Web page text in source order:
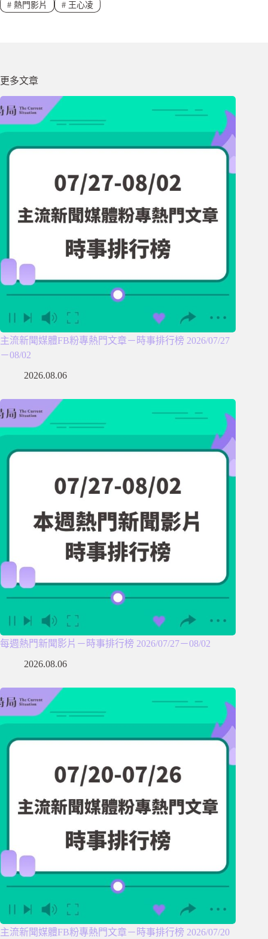
#熱門影片 #王心凌
更多文章
主流新聞媒體FB粉專熱門文章－時事排行榜 2026/07/27
－08/02
2026.08.06
每週熱門新聞影片－時事排行榜 2026/07/27－08/02
2026.08.06
主流新聞媒體FB粉專熱門文章－時事排行榜 2026/07/20